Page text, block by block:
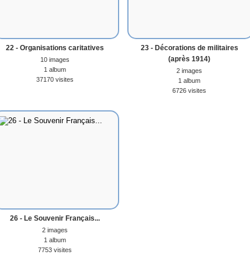
22 - Organisations caritatives
10 images
1 album
37170 visites
23 - Décorations de militaires
(après 1914)
2 images
1 album
6726 visites
26 - Le Souvenir Français...
2 images
1 album
7753 visites